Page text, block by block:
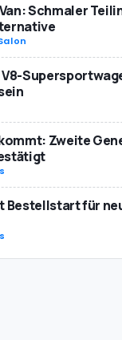
Schmaler
Zweite
Bestellstart für